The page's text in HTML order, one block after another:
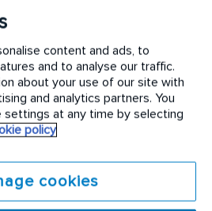
Du Kollegen servicetechnisch
zur Gefahrenabwehr und
zur Schädlingsprävention und
erfolgt digital
content and ads, to
and to analyse our traffic.
about your use of our site with
and analytics partners. You
settings at any time by selecting
policy
cookies